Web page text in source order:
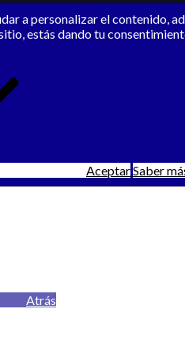
a personalizar el contenido,
estás dando tu
AceptarSaber
Atrás